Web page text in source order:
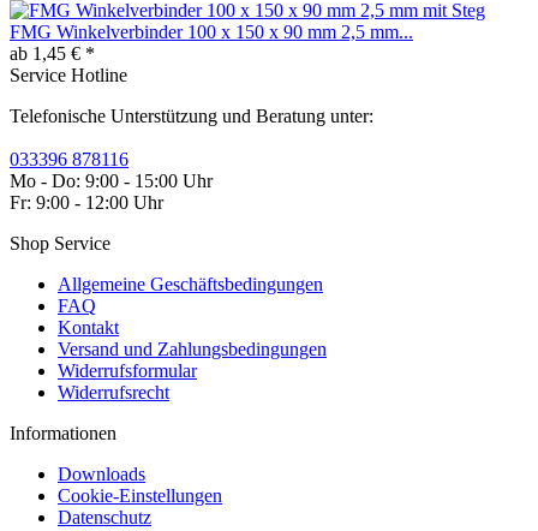
FMG Winkelverbinder 100 x 150 x 90 mm 2,5 mm...
ab 1,45 € *
Service Hotline
Telefonische Unterstützung und Beratung unter:
033396 878116
Mo - Do: 9:00 - 15:00 Uhr
Fr: 9:00 - 12:00 Uhr
Shop Service
Allgemeine Geschäftsbedingungen
FAQ
Kontakt
Versand und Zahlungsbedingungen
Widerrufsformular
Widerrufsrecht
Informationen
Downloads
Cookie-Einstellungen
Datenschutz